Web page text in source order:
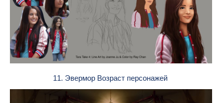
11. Эвермор Возраст персонажей